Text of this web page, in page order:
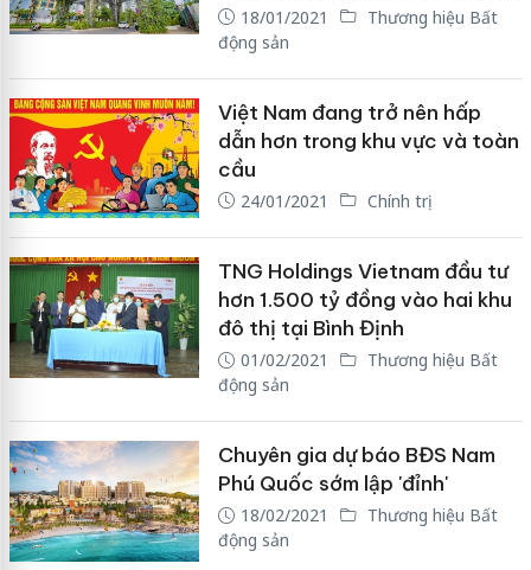
18/01/2021
Thương hiệu Bất
động sản
Việt Nam đang trở nên hấp
dẫn hơn trong khu vực và toàn
cầu
24/01/2021 Chính trị
TNG Holdings Vietnam đầu tư
hơn 1.500 tỷ đồng vào hai khu
đô thị tại Bình Định
01/02/2021
Thương hiệu Bất
động sản
Chuyên gia dự báo BĐS Nam
Phú Quốc sớm lập 'đỉnh'
18/02/2021
Thương hiệu Bất
động sản